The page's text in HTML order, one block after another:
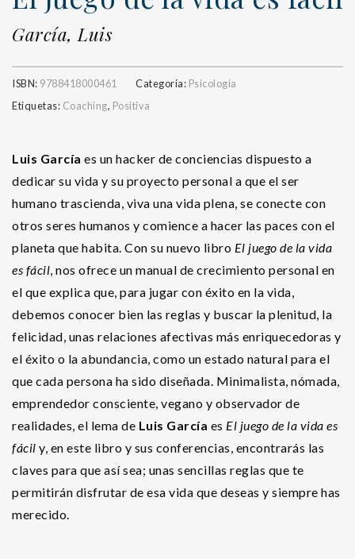
García, Luis
ISBN: 9788418000461 Categoría: Psicología
Etiquetas: Coaching, Positiva
Luis García es un hacker de conciencias dispuesto a
dedicar su vida y su proyecto personal a que el ser
humano trascienda, viva una vida plena, se conecte con
otros seres humanos y comience a hacer las paces con el
planeta que habita. Con su nuevo libro El juego de la vida
es fácil , nos ofrece un manual de crecimiento personal en
el que explica que, para jugar con éxito en la vida,
debemos conocer bien las reglas y buscar la plenitud, la
felicidad, unas relaciones afectivas más enriquecedoras y
el éxito o la abundancia, como un estado natural para el
que cada persona ha sido diseñada. Minimalista, nómada,
emprendedor consciente, vegano y observador de
realidades, el lema de Luis García es El juego de la vida es
fácil y, en este libro y sus conferencias, encontrarás las
claves para que así sea; unas sencillas reglas que te
permitirán disfrutar de esa vida que deseas y siempre has
merecido.